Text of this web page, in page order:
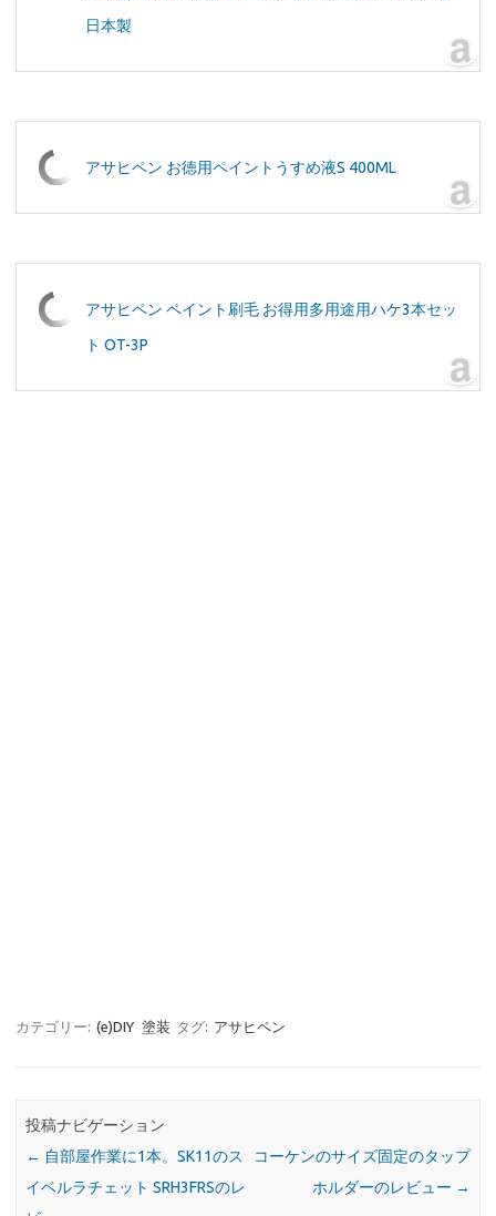
日本製
アサヒペン お徳用ペイントうすめ液S 400ML
アサヒペン ペイント刷毛 お得用多用途用ハケ3本セッ
ト OT-3P
カテゴリー: (e)DIY 塗装 タグ: アサヒペン
投稿ナビゲーション
← 自部屋作業に1本。SK11のス
イベルラチェット SRH3FRSのレ
コーケンのサイズ固定のタップ
ホルダーのレビュー →